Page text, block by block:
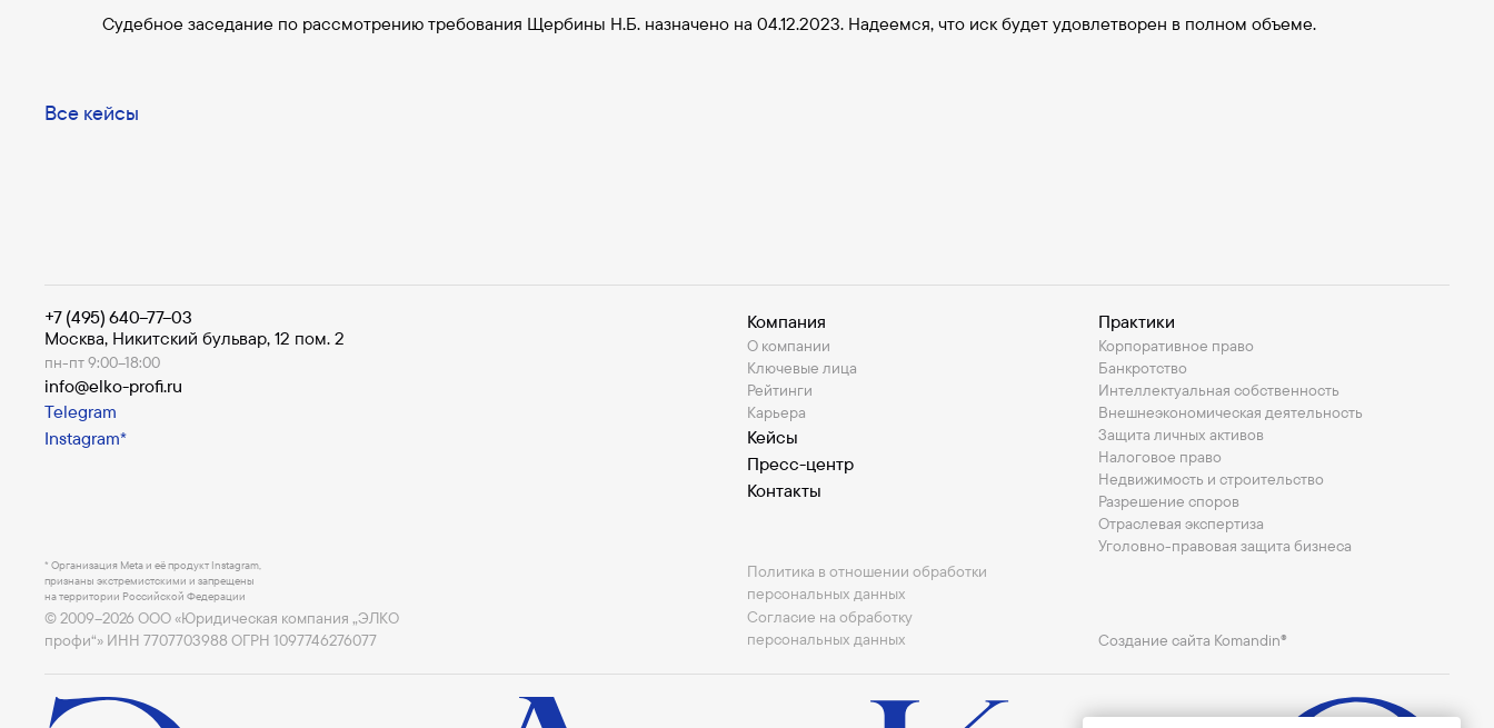
Судебное заседание по рассмотрению требования Щербины Н.Б. назначено на 04.12.2023. Надеемся, что иск будет удовлетворен в полном объеме.
Все кейсы
+7 (495) 640–77–03
Москва, Никитский бульвар, 12 пом. 2
пн-пт 9:00–18:00
info@elko-profi.ru
Telegram
Instagram*
Компания
О компании
Ключевые лица
Рейтинги
Карьера
Кейсы
Пресс-центр
Контакты
Практики
Корпоративное право
Банкротство
Интеллектуальная собственность
Внешнеэкономическая деятельность
Защита личных активов
Налоговое право
Недвижимость и строительство
Разрешение споров
Отраслевая экспертиза
Уголовно-правовая защита бизнеса
* Организация Meta и её продукт Instagram,
признаны экстремистскими и запрещены
на территории Российской Федерации
© 2009–2026 ООО «Юридическая компания „ЭЛКО
профи“» ИНН 7707703988 ОГРН 1097746276077
Политика в отношении обработки
персональных данных
Согласие на обработку
персональных данных
Создание сайта Komandin®